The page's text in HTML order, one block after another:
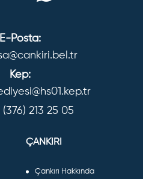
E-Posta:
Kep:
(376) 213 25 05
ÇANKIRI
Çankırı Hakkında